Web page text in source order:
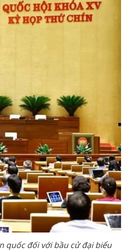
quốc đối với bầu cử đại biểu